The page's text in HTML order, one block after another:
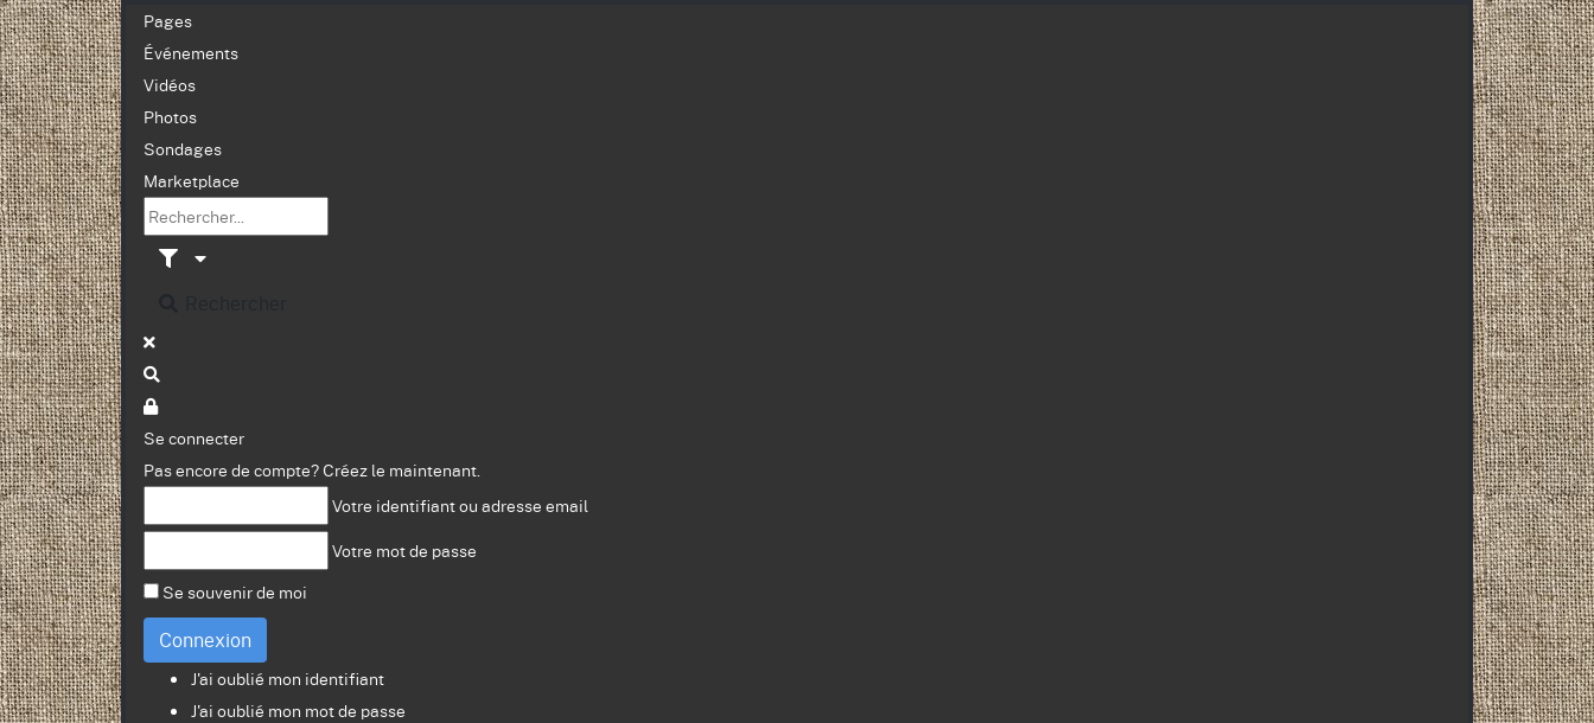
Pages
Événements
Vidéos
Photos
Sondages
Marketplace
Se connecter
Pas encore de compte? Créez le maintenant.
Votre identifiant ou adresse email
Votre mot de passe
Se souvenir de moi
Connexion
J'ai oublié mon identifiant
J'ai oublié mon mot de passe